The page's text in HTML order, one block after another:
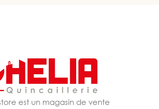
est un magasin de vente